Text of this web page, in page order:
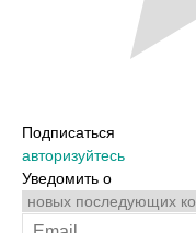
Подписаться
авторизуйтесь
Уведомить о